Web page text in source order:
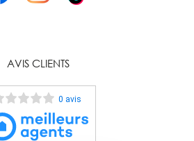
AVIS CLIENTS
0 avis